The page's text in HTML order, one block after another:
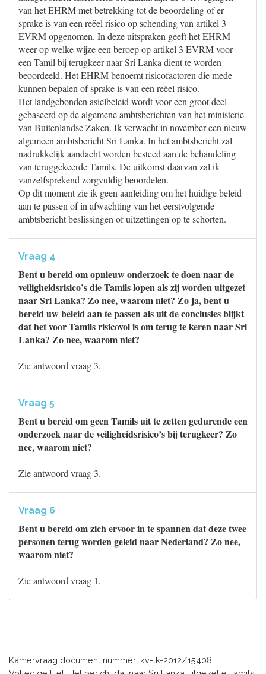
van het EHRM met betrekking tot de beoordeling of er
sprake is van een reëel risico op schending van artikel 3
EVRM opgenomen. In deze uitspraken geeft het EHRM
weer op welke wijze een beroep op artikel 3 EVRM voor
een Tamil bij terugkeer naar Sri Lanka dient te worden
beoordeeld. Het EHRM benoemt risicofactoren die mede
kunnen bepalen of sprake is van een reëel risico.
Het landgebonden asielbeleid wordt voor een groot deel
gebaseerd op de algemene ambtsberichten van het ministerie
van Buitenlandse Zaken. Ik verwacht in november een nieuw
algemeen ambtsbericht Sri Lanka. In het ambtsbericht zal
nadrukkelijk aandacht worden besteed aan de behandeling
van teruggekeerde Tamils. De uitkomst daarvan zal ik
vanzelfsprekend zorgvuldig beoordelen.
Op dit moment zie ik geen aanleiding om het huidige beleid
aan te passen of in afwachting van het eerstvolgende
ambtsbericht beslissingen of uitzettingen op te schorten.
Vraag 4
Bent u bereid om opnieuw onderzoek te doen naar de
veiligheidsrisico’s die Tamils lopen als zij worden uitgezet
naar Sri Lanka? Zo nee, waarom niet? Zo ja, bent u
bereid uw beleid aan te passen als uit de conclusies blijkt
dat het voor Tamils risicovol is om terug te keren naar Sri
Lanka? Zo nee, waarom niet?
Zie antwoord vraag 3.
Vraag 5
Bent u bereid om geen Tamils uit te zetten gedurende een
onderzoek naar de veiligheidsrisico’s bij terugkeer? Zo
nee, waarom niet?
Zie antwoord vraag 3.
Vraag 6
Bent u bereid om zich ervoor in te spannen dat deze twee
personen terug worden geleid naar Nederland? Zo nee,
waarom niet?
Zie antwoord vraag 1.
Kamervraag document nummer: kv-tk-2012Z15408